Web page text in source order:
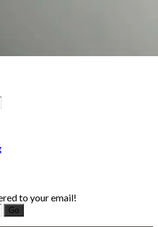
to your email!
Go